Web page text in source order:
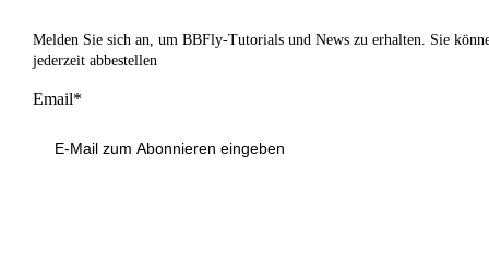
Melden Sie sich an, um BBFly-Tutorials und News zu erhalten. Sie
jederzeit abbestellen
Email*